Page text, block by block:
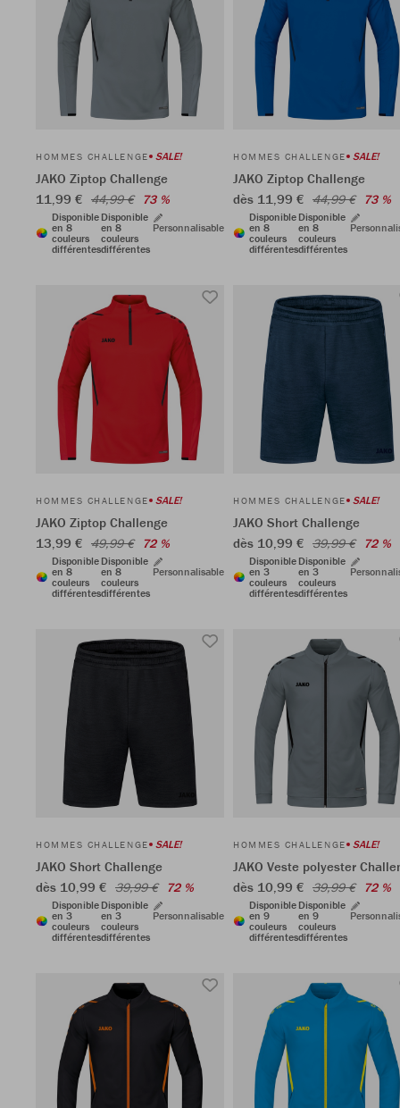
HOMMES CHALLENGE SALE!
JAKO Ziptop Challenge
11,99 € 44,99 € 73 %
Disponible
en 8
couleurs
différentes
Disponible
en 8
couleurs
différentes
Personnalisable
HOMMES CHALLENGE SALE!
JAKO Ziptop Challenge
dès 11,99 € 44,99 € 73 %
Disponible
en 8
couleurs
différentes
Disponible
en 8
couleurs
différentes
HOMMES CHALLENGE SALE!
JAKO Ziptop Challenge
13,99 € 49,99 € 72 %
Disponible
en 8
couleurs
différentes
Disponible
en 8
couleurs
différentes
Personnalisable
HOMMES CHALLENGE SALE!
JAKO Short Challenge
dès 10,99 € 39,99 € 72 %
Disponible
en 3
couleurs
différentes
Disponible
en 3
couleurs
différentes
HOMMES CHALLENGE SALE!
JAKO Short Challenge
dès 10,99 € 39,99 € 72 %
Disponible
en 3
couleurs
différentes
Disponible
en 3
couleurs
différentes
Personnalisable
HOMMES CHALLENGE SALE!
JAKO Veste polyester
dès 10,99 € 39,99 € 72 %
Disponible
en 9
couleurs
différentes
Disponible
en 9
couleurs
différentes